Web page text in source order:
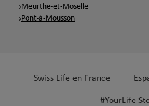
Meurthe-et-Moselle
Pont-à-Mousson
Swiss Life en France
#YourLife